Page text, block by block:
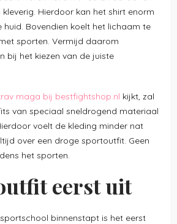
kleverig. Hierdoor kan het shirt enorm
Bovendien koelt het lichaam te
sporten. Vermijd daarom
bij het kiezen van de juiste
maga bij bestfightshop.nl kijkt, zal
van speciaal sneldrogend materiaal
voelt de kleding minder nat
over een droge sportoutfit. Geen
het sporten.
eerst uit
binnenstapt is het eerst